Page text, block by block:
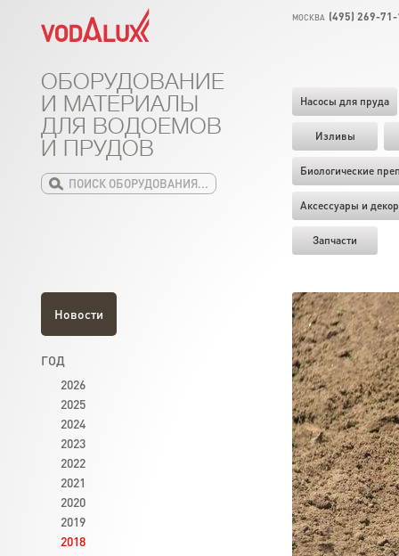
МОСКВА (495) 269-
Насосы для пруда
Изливы
Биологические
Аксессуары и декор
Запчасти
ОБОРУДОВАНИЕ
И МАТЕРИАЛЫ
ДЛЯ ВОДОЕМОВ
И ПРУДОВ
Новости
ГОД
2026
2025
2024
2023
2022
2021
2020
2019
2018